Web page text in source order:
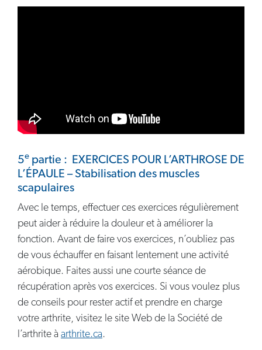
5e partie : EXERCICES POUR L’ARTHROSE DE
L’ÉPAULE – Stabilisation des muscles
scapulaires
Avec le temps, effectuer ces exercices régulièrement
peut aider à réduire la douleur et à améliorer la
fonction. Avant de faire vos exercices, n’oubliez pas
de vous échauffer en faisant lentement une activité
aérobique. Faites aussi une courte séance de
récupération après vos exercices. Si vous voulez plus
de conseils pour rester actif et prendre en charge
votre arthrite, visitez le site Web de la Société de
l’arthrite à arthrite.ca.